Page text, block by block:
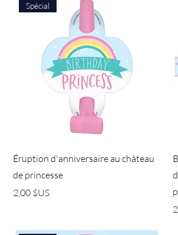
Spécial
Éruption d'anniversaire au château
de princesse
Prix
2,00 $US